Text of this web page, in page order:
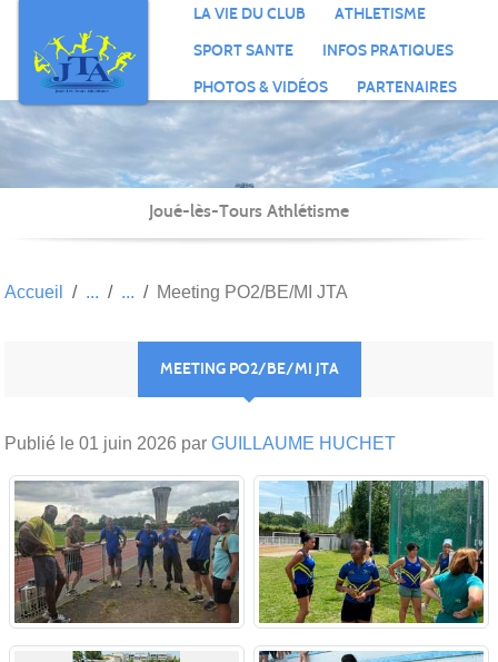
LA VIE DU CLUB
ATHLETISME
SPORT SANTE
INFOS PRATIQUES
PHOTOS & VIDÉOS
PARTENAIRES
Joué-lès-Tours Athlétisme
Accueil Meeting PO2/BE/MI JTA
MEETING PO2/BE/MI JTA
Publié le 01 juin 2026 par GUILLAUME HUCHET
Panneau de gestion des cookies